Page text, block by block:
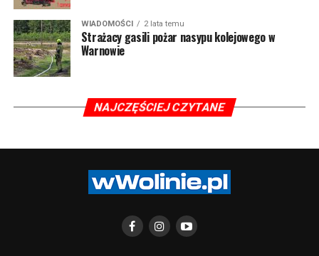
WIADOMOŚCI 2 lata temu
Strażacy gasili pożar nasypu kolejowego w
Warnowie
NAJCZĘŚCIEJ CZYTANE